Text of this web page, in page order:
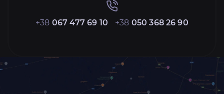
+38 067 477 69 10 +38 050 368 26 90